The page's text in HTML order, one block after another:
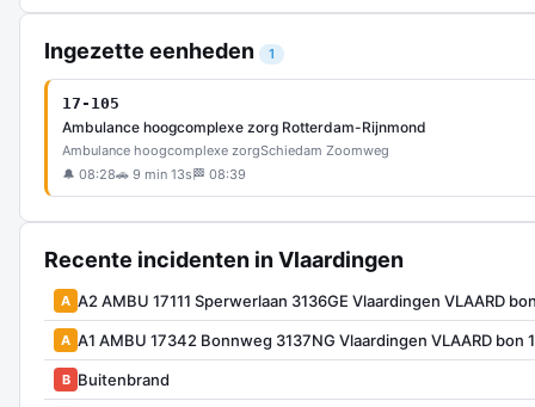
Ingezette eenheden 1
17-105
Ambulance hoogcomplexe zorg Rotterdam-Rijnmond
Ambulance hoogcomplexe zorgSchiedam Zoomweg
🔔 08:28🚗 9 min 13s 🏁 08:39
Recente incidenten in Vlaardingen
A A2 AMBU 17111 Sperwerlaan 3136GE Vlaardingen VLAARD
A A1 AMBU 17342 Bonnweg 3137NG Vlaardingen VLAARD bon
B Buitenbrand